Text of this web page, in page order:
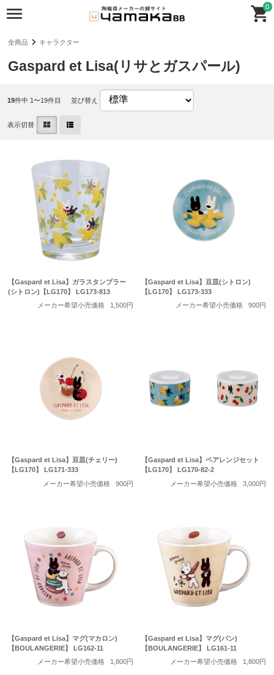
0
全商品 キャラクター
Gaspard et Lisa(リサとガスパール)
19件中 1〜19件目 並び替え
表示切替
【Gaspard et Lisa】ガラスタンブラー
(シトロン)【LG170】 LG173-813
メーカー希望小売価格
1,500円
【Gaspard et Lisa】豆皿(シトロン)
【LG170】 LG173-333
メーカー希望小売価格
900円
【Gaspard et Lisa】豆皿(チェリー)
【LG170】 LG171-333
メーカー希望小売価格
900円
【Gaspard et Lisa】ペアレンジセット
【LG170】 LG170-82-2
メーカー希望小売価格
3,000円
【Gaspard et Lisa】マグ(マカロン)
【BOULANGERIE】 LG162-11
メーカー希望小売価格
1,800円
【Gaspard et Lisa】マグ(パン)
【BOULANGERIE】 LG161-11
メーカー希望小売価格
1,800円